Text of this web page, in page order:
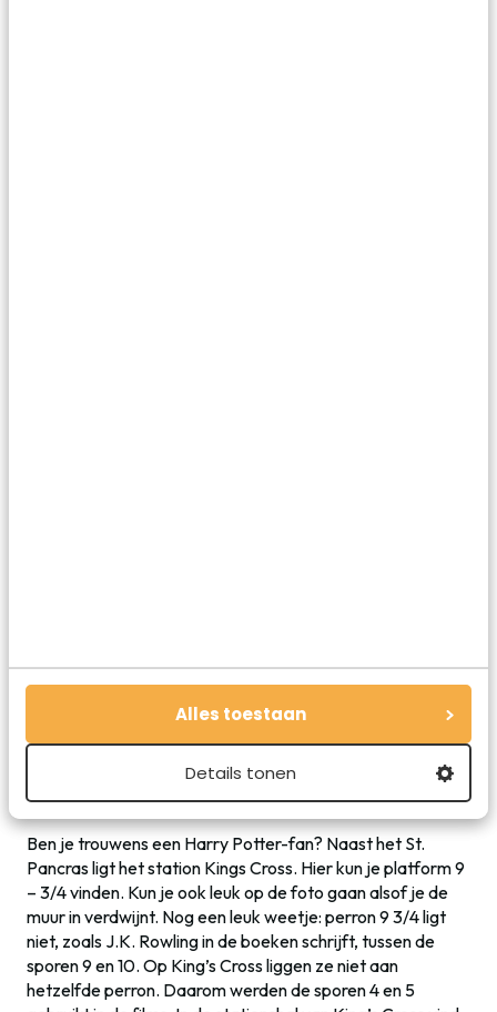
Alles toestaan
Details tonen
een redelijk nieuw winkelcentrum. Heb je geen trein te
onder andere terecht bij Fatface en moet je absoluut de
garlic fries bijFineburger & Cobestellen. Ben je er in de
ochtend en sla je de garlic fries liever nog even over? Haal
dan een groene smoothie bijThe Sourced Market.
Ben je trouwens een Harry Potter-fan? Naast het St.
Pancras ligt het station Kings Cross. Hier kun je platform 9
– 3/4 vinden. Kun je ook leuk op de foto gaan alsof je de
muur in verdwijnt. Nog een leuk weetje: perron 9 3/4 ligt
niet, zoals J.K. Rowling in de boeken schrijft, tussen de
sporen 9 en 10. Op King’s Cross liggen ze niet aan
hetzelfde perron. Daarom werden de sporen 4 en 5